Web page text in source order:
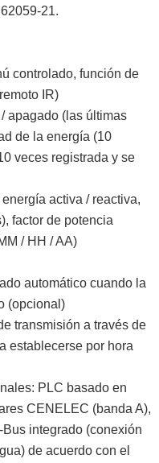
21.
controlado, función de
IR)
apagado (las últimas
de la energía (10
veces registrada y se
activa / reactiva,
factor de potencia
/ HH / AA)
automático cuando la
(opcional)
transmisión a través de
establecerse por hora
PLC basado en
CENELEC (banda A),
integrado (conexión
de acuerdo con el